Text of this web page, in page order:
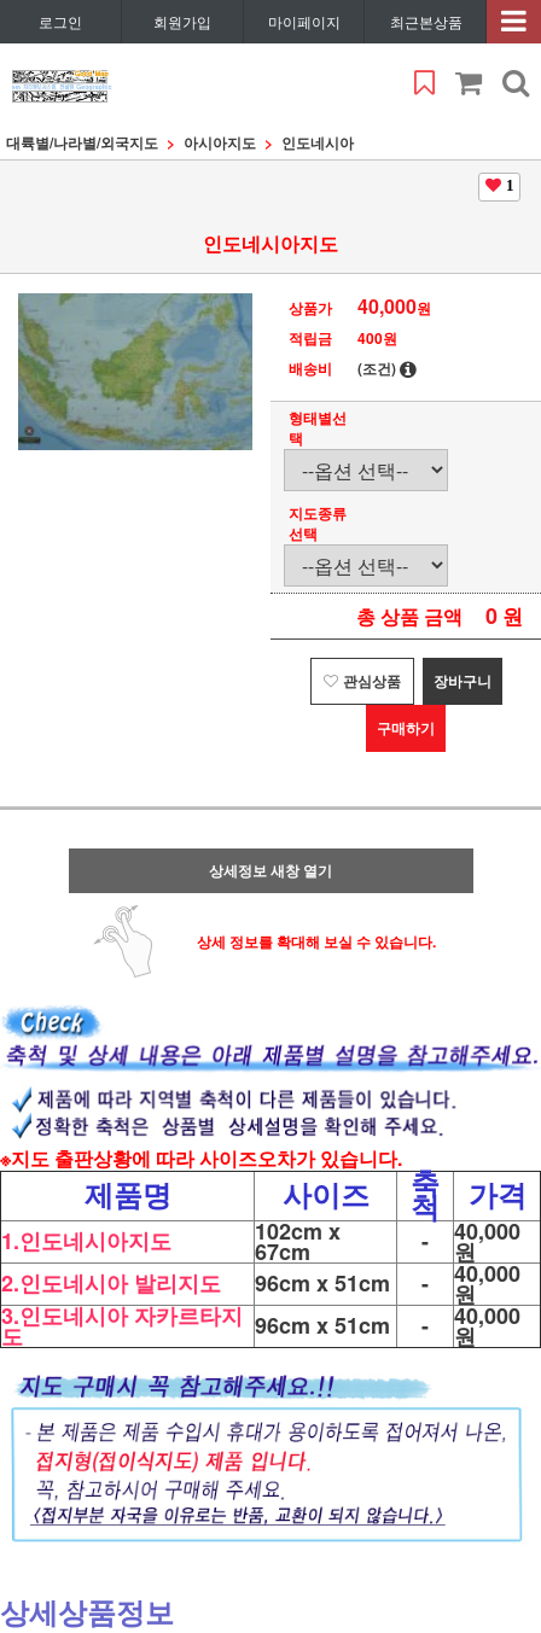
로그인 회원가입 마이페이지 최근본상품
대륙별/나라별/외국지도 아시아지도 인도네시아
1
인도네시아지도
상품가 40,000원
적립금
400원
배송비
(조건)
형태별선
택
지도종류
선택
총 상품 금액 0 원
관심상품 장바구니
구매하기
상세정보 새창 열기
상세 정보를 확대해 보실 수 있습니다.
※지도 출판상황에 따라 사이즈오차가 있습니다.
제품명 사이즈 축
척 가격
1.인도네시아지도 102cm x
67cm - 40,000
원
2.인도네시아 발리지도
96cm x 51cm - 40,000
원
3.인도네시아 자카르타지
도 96cm x 51cm - 40,000
원
상세상품정보